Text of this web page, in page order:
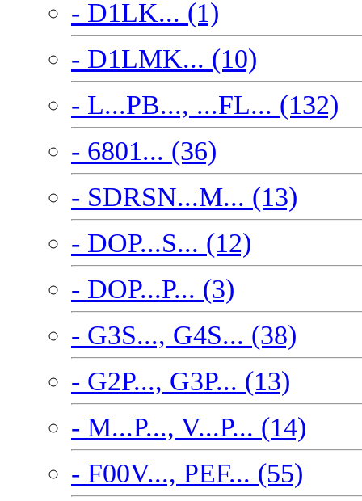
- D1LK... (1)
- D1LMK... (10)
- L...PB..., ...FL... (132)
- 6801... (36)
- SDRSN...M... (13)
- DOP...S... (12)
- DOP...P... (3)
- G3S..., G4S... (38)
- G2P..., G3P... (13)
- M...P..., V...P... (14)
- F00V..., PEF... (55)